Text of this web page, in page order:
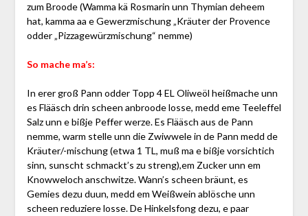
zum Broode (Wamma kä Rosmarin unn Thymian deheem
hat, kamma aa e Gewerzmischung „Kräuter der Provence
odder „Pizzagewürzmischung“ nemme)
So mache ma’s:
In erer groß Pann odder Topp 4 EL Oliweöl heißmache unn
es Flääsch drin scheen anbroode losse, medd eme Teeleffel
Salz unn e bißje Peffer werze. Es Flääsch aus de Pann
nemme, warm stelle unn die Zwiwwele in de Pann medd de
Kräuter/-mischung (etwa 1 TL, muß ma e bißje vorsichtich
sinn, sunscht schmackt’s zu streng),em Zucker unn em
Knowweloch anschwitze. Wann’s scheen bräunt, es
Gemies dezu duun, medd em Weißwein ablösche unn
scheen reduziere losse. De Hinkelsfong dezu, e paar